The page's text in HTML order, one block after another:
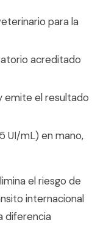
para la
acreditado
emite el resultado
UI/mL) en mano,
el riesgo de
internacional
diferencia